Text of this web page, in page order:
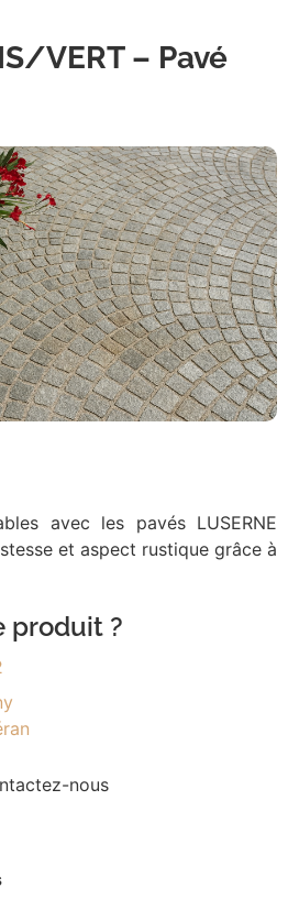
VERT – Pavé
avec les pavés LUSERNE
et aspect rustique grâce à
produit ?
nous